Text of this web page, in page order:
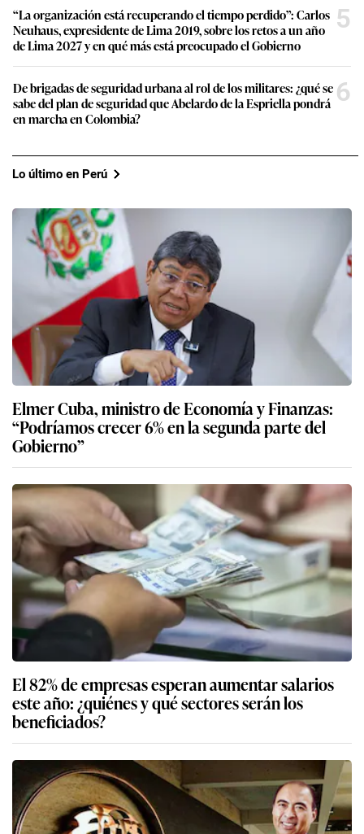
“La organización está recuperando el tiempo perdido”: Carlos
Neuhaus, expresidente de Lima 2019, sobre los retos a un año
de Lima 2027 y en qué más está preocupado el Gobierno
5
De brigadas de seguridad urbana al rol de los militares: ¿qué se
sabe del plan de seguridad que Abelardo de la Espriella pondrá
en marcha en Colombia?
6
Lo último en Perú
Elmer Cuba, ministro de Economía y Finanzas:
“Podríamos crecer 6% en la segunda parte del
Gobierno”
El 82% de empresas esperan aumentar salarios
este año: ¿quiénes y qué sectores serán los
beneficiados?